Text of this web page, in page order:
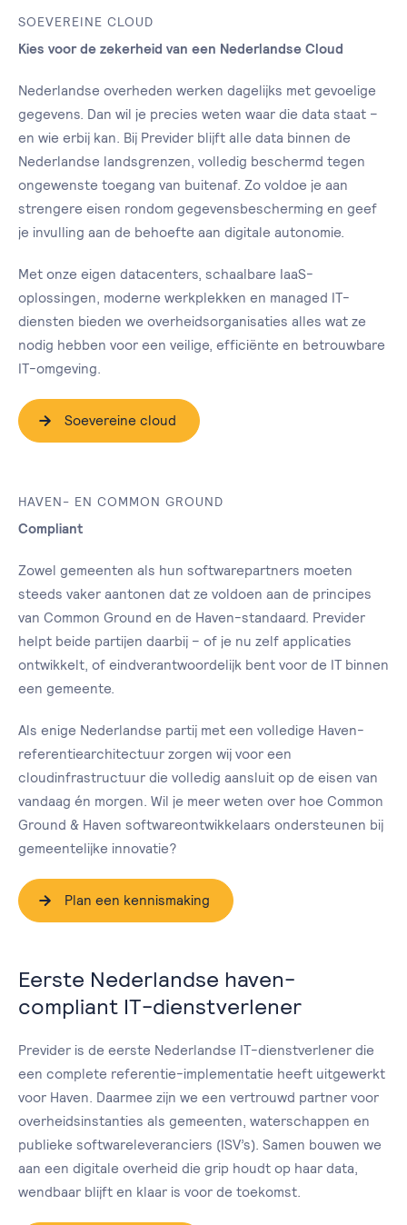
SOEVEREINE CLOUD
Kies voor de zekerheid van een Nederlandse Cloud
Nederlandse overheden werken dagelijks met gevoelige
gegevens. Dan wil je precies weten waar die data staat –
en wie erbij kan. Bij Previder blijft alle data binnen de
Nederlandse landsgrenzen, volledig beschermd tegen
ongewenste toegang van buitenaf. Zo voldoe je aan
strengere eisen rondom gegevensbescherming en geef
je invulling aan de behoefte aan digitale autonomie.
Met onze eigen datacenters, schaalbare IaaS-
oplossingen, moderne werkplekken en managed IT-
diensten bieden we overheidsorganisaties alles wat ze
nodig hebben voor een veilige, efficiënte en betrouwbare
IT-omgeving.
Soevereine cloud
HAVEN- EN COMMON GROUND
Compliant
Zowel gemeenten als hun softwarepartners moeten
steeds vaker aantonen dat ze voldoen aan de principes
van Common Ground en de Haven-standaard. Previder
helpt beide partijen daarbij – of je nu zelf applicaties
ontwikkelt, of eindverantwoordelijk bent voor de IT binnen
een gemeente.
Als enige Nederlandse partij met een volledige Haven-
referentiearchitectuur zorgen wij voor een
cloudinfrastructuur die volledig aansluit op de eisen van
vandaag én morgen. Wil je meer weten over hoe Common
Ground & Haven softwareontwikkelaars ondersteunen bij
gemeentelijke innovatie?
Plan een kennismaking
Eerste Nederlandse haven-
compliant IT-dienstverlener
Previder is de eerste Nederlandse IT-dienstverlener die
een complete referentie-implementatie heeft uitgewerkt
voor Haven. Daarmee zijn we een vertrouwd partner voor
overheidsinstanties als gemeenten, waterschappen en
publieke softwareleveranciers (ISV’s). Samen bouwen we
aan een digitale overheid die grip houdt op haar data,
wendbaar blijft en klaar is voor de toekomst.